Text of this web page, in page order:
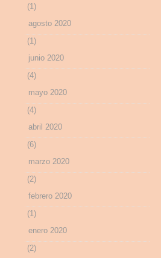
(1)
agosto 2020
(1)
junio 2020
(4)
mayo 2020
(4)
abril 2020
(6)
marzo 2020
(2)
febrero 2020
(1)
enero 2020
(2)